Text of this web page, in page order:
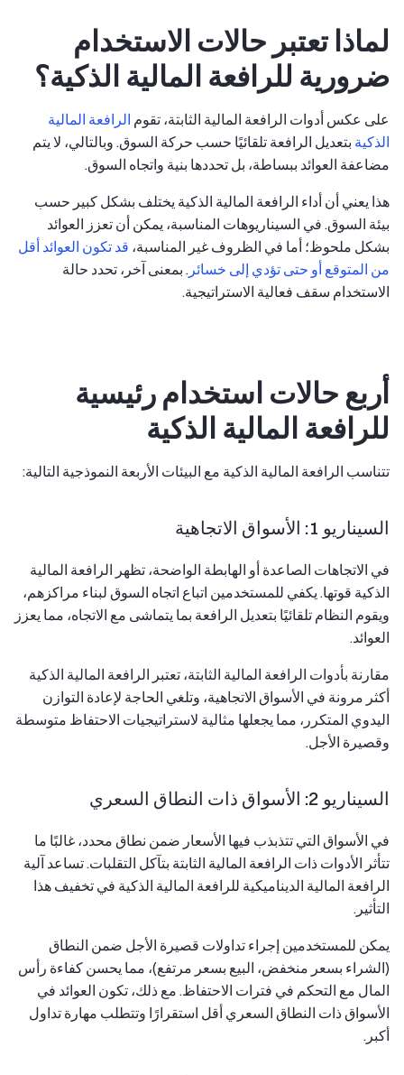
لماذا تعتبر حالات الاستخدام
ضرورية للرافعة المالية الذكية؟
على عكس أدوات الرافعة المالية الثابتة، تقوم الرافعة المالية
الذكية بتعديل الرافعة تلقائيًا حسب حركة السوق. وبالتالي، لا يتم
مضاعفة العوائد ببساطة، بل تحددها بنية واتجاه السوق.
هذا يعني أن أداء الرافعة المالية الذكية يختلف بشكل كبير حسب
بيئة السوق. في السيناريوهات المناسبة، يمكن أن تعزز العوائد
بشكل ملحوظ؛ أما في الظروف غير المناسبة، قد تكون العوائد أقل
من المتوقع أو حتى تؤدي إلى خسائر . بمعنى آخر، تحدد حالة
الاستخدام سقف فعالية الاستراتيجية.
أربع حالات استخدام رئيسية
للرافعة المالية الذكية
تتناسب الرافعة المالية الذكية مع البيئات الأربعة النموذجية التالية:
السيناريو 1: الأسواق الاتجاهية
في الاتجاهات الصاعدة أو الهابطة الواضحة، تظهر الرافعة المالية
الذكية قوتها. يكفي للمستخدمين اتباع اتجاه السوق لبناء مراكزهم،
ويقوم النظام تلقائيًا بتعديل الرافعة بما يتماشى مع الاتجاه، مما يعزز
العوائد.
مقارنة بأدوات الرافعة المالية الثابتة، تعتبر الرافعة المالية الذكية
أكثر مرونة في الأسواق الاتجاهية، وتلغي الحاجة لإعادة التوازن
اليدوي المتكرر، مما يجعلها مثالية لاستراتيجيات الاحتفاظ متوسطة
وقصيرة الأجل.
السيناريو 2: الأسواق ذات النطاق السعري
في الأسواق التي تتذبذب فيها الأسعار ضمن نطاق محدد، غالبًا ما
تتأثر الأدوات ذات الرافعة المالية الثابتة بتآكل التقلبات. تساعد آلية
الرافعة المالية الديناميكية للرافعة المالية الذكية في تخفيف هذا
التأثير.
يمكن للمستخدمين إجراء تداولات قصيرة الأجل ضمن النطاق
(الشراء بسعر منخفض، البيع بسعر مرتفع)، مما يحسن كفاءة رأس
المال مع التحكم في فترات الاحتفاظ. مع ذلك، تكون العوائد في
الأسواق ذات النطاق السعري أقل استقرارًا وتتطلب مهارة تداول
أكبر.